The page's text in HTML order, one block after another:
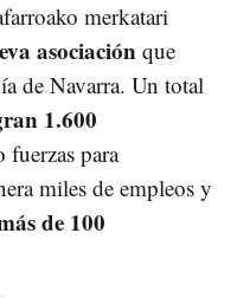
merkatari
asociaciónque
de Navarra. Un total
1.600
fuerzas para
miles de empleos y
de 100